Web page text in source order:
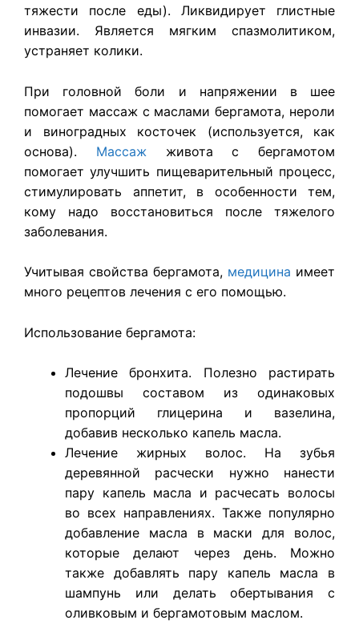
тяжести после еды). Ликвидирует глистные
инвазии. Является мягким спазмолитиком,
устраняет колики.
При головной боли и напряжении в шее
помогает массаж с маслами бергамота, нероли
и виноградных косточек (используется, как
основа). Массажживота с бергамотом
помогает улучшить пищеварительный процесс,
стимулировать аппетит, в особенности тем,
кому надо восстановиться после тяжелого
заболевания.
Учитывая свойства бергамота, медицина имеет
много рецептов лечения с его помощью.
Использование бергамота:
Лечение бронхита. Полезно растирать
подошвы составом из одинаковых
пропорций глицерина и вазелина,
добавив несколько капель масла.
Лечение жирных волос. На зубья
деревянной расчески нужно нанести
пару капель масла и расчесать волосы
во всех направлениях. Также популярно
добавление масла в маски для волос,
которые делают через день. Можно
также добавлять пару капель масла в
шампунь или делать обертывания с
оливковым и бергамотовым маслом.